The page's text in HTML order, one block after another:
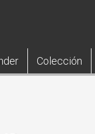
Colección